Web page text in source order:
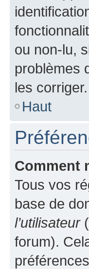
ou non-lu,
problèmes
les corriger.
Haut
Comment
Tous vos
base de
l’utilisateur
forum).